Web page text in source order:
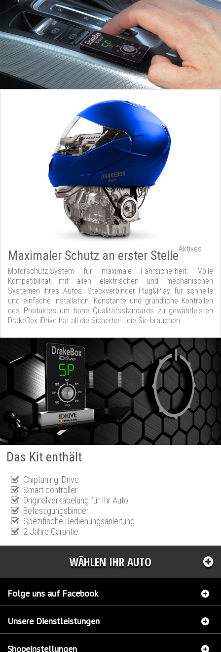
Maximaler Schutz an erster StelleAktives
Motorschutz-System für maximale Fahrsicherheit. Volle
Kompatibilität mit allen elektrischen und mechanischen
Systemen Ihres Autos. Steckverbinder Plug&Play für schnelle
und einfache Installation. Konstante und gründliche Kontrollen
des Produktes um hohe Qualitätsstandards zu gewährleisten
DrakeBox iDrive hat all die Sicherheit, die Sie brauchen.
Das Kit enthält
Chiptuning iDrive
Smart controller
Originalverkabelung für Ihr Auto
Befestigungsbinder
Spezifische Bedienungsanleitung
2 Jahre Garantie
WÄHLEN IHR AUTO
Folge uns auf Facebook
Unsere Dienstleistungen
Shopeinstellungen